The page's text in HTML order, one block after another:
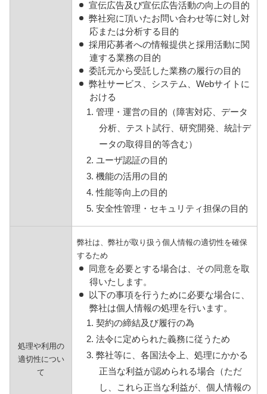
宣伝広告及び宣伝広告活動の向上の目的
弊社宛に頂いたお問い合わせ等に対し対
応または分析する目的
採用応募者への情報提供と採用活動に関
連する業務の目的
委託元から受託した業務の履行の目的
弊社サービス、システム、Webサイトに
おける
1. 管理・運営の目的（障害対応、データ
分析、テスト試行、研究開発、統計デ
ータの取得目的等含む）
2. ユーザ認証の目的
3. 機能の活用の目的
4. 性能等向上の目的
5. 安全性管理・セキュリティ担保の目的
処理や利用の
適切性につい
て
弊社は、弊社が取り扱う個人情報の適切性を確保
するため
同意を必要とする場合は、その同意を取
得いたします。
以下の事項を行うために必要な場合に、
弊社は個人情報の処理を行います。
1. 契約の締結及び履行の為
2. 法令に定められた義務に従うため
3. 弊社等に、各国法令上、処理にかかる
正当な利益が認められる場合（ただ
し、これら正当な利益が、個人情報の